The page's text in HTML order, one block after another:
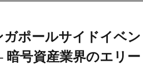
ポールサイドイベン
暗号資産業界のエリー